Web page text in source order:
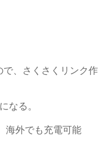
で、さくさくリンク作
なる。
海外でも充電可能